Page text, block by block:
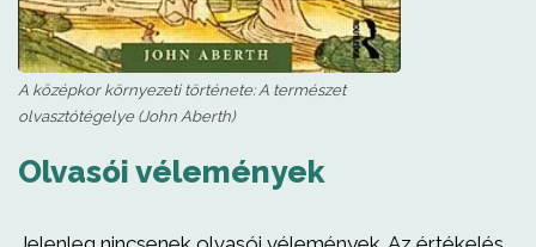
A középkor környezeti története: A természet
olvasztótégelye (John Aberth)
Olvasói vélemények